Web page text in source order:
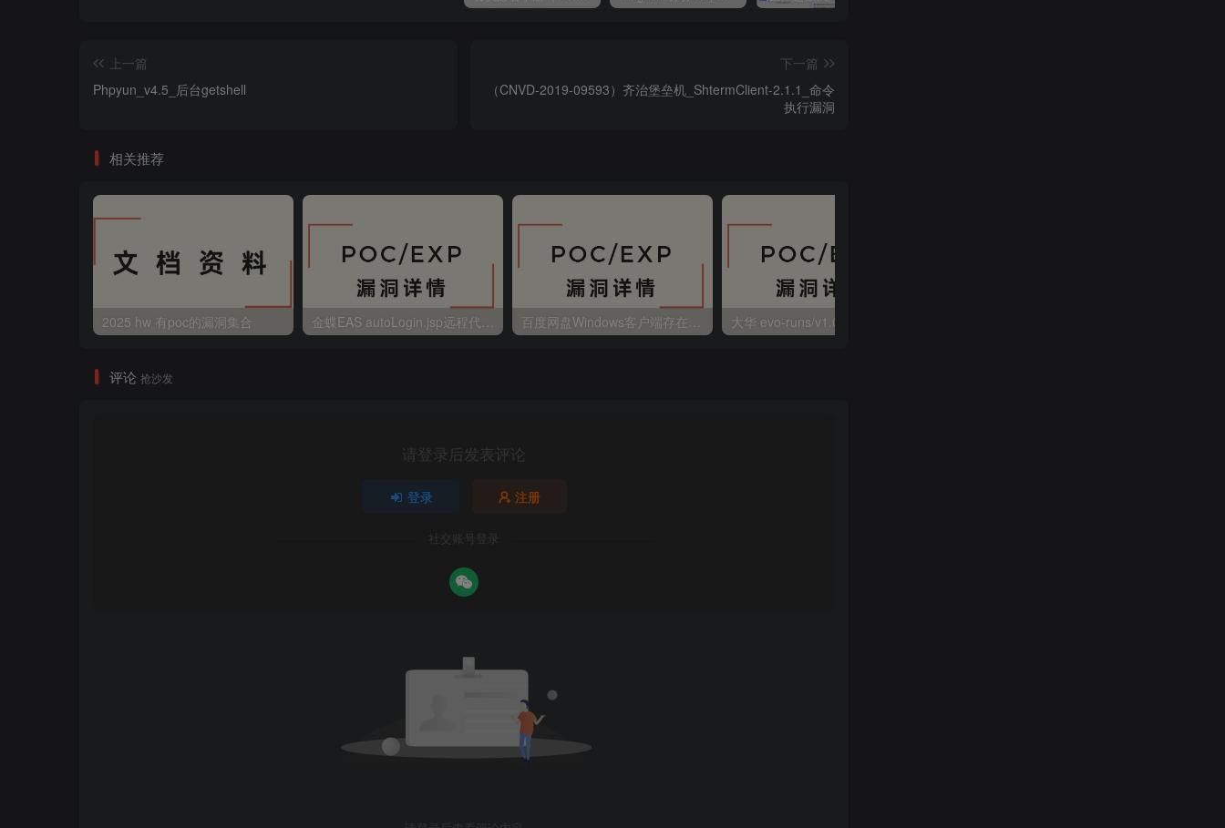
上一篇
Phpyun_v4.5_后台getshell
下一篇
（CNVD-2019-09593）齐治堡垒机_ShtermClient-2.1.1_命令
执行漏洞
相关推荐
2025 hw 有poc的漏洞集合
评论 抢沙发
请登录后发表评论
登录 注册
社交账号登录